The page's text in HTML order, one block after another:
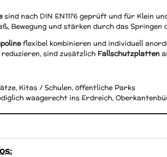
sind nach DIN EN1176 geprüft und für Klein
Bewegung und stärken durch das
flexibel kombinieren und individuell
sind zusätzlich Fallschutzplatten
Kitas / Schulen, öffentliche Parks
waagerecht ins Erdreich,